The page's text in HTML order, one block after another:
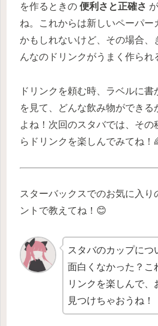
を作るときの 便利さと正確さ
ね。これからは新しいペーパー
かもしれないけど、その場合、
んなのドリンクがうまく作られ
ドリンクを頼む時、ラベルに
を見て、どんな飲み物ができる
よね！次回のスタバでは、その
らドリンクを楽しんでみてね！
スターバックスでのお気に入り
ントで教えてね！😊
スタバのカップにつ
面白くなかった？こ
リンクを楽しんで、
見つけちゃおうね！